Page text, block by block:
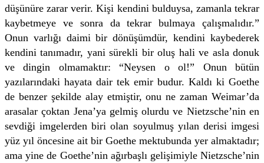
düşünüre zarar verir. Kişi kendini bulduysa, zamanla tekrar
kaybetmeye ve sonra da tekrar bulmaya çalışmalıdır.”
Onun varlığı daimi bir dönüşümdür, kendini kaybederek
kendini tanımadır, yani sürekli bir oluş hali ve asla donuk
ve dingin olmamaktır: “Neysen o ol!” Onun bütün
yazılarındaki hayata dair tek emir budur. Kaldı ki Goethe
de benzer şekilde alay etmiştir, onu ne zaman Weimar’da
arasalar çoktan Jena’ya gelmiş olurdu ve Nietzsche’nin en
sevdiği imgelerden biri olan soyulmuş yılan derisi imgesi
yüz yıl öncesine ait bir Goethe mektubunda yer almaktadır;
ama yine de Goethe’nin ağırbaşlı gelişimiyle Nietzsche’nin